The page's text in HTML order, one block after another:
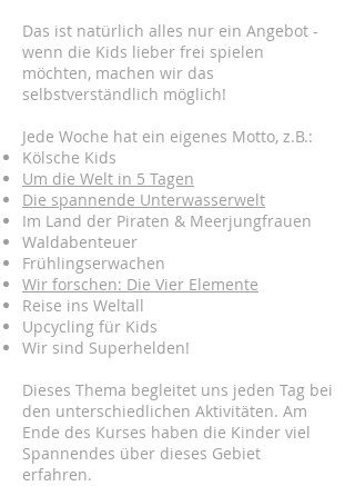
Das ist natürlich alles nur ein Angebot -
wenn die Kids lieber frei spielen
möchten, machen wir das
selbstverständlich möglich!
Jede Woche hat ein eigenes Motto, z.B.:
Kölsche Kids
Um die Welt in 5 Tagen
Die spannende Unterwasserwelt
Im Land der Piraten & Meerjungfrauen
Waldabenteuer
Frühlingserwachen
Wir forschen: Die Vier Elemente
Reise ins Weltall
Upcycling für Kids
Wir sind Superhelden!
Dieses Thema begleitet uns jeden Tag bei
den unterschiedlichen Aktivitäten. Am
Ende des Kurses haben die Kinder viel
Spannendes über dieses Gebiet
erfahren.